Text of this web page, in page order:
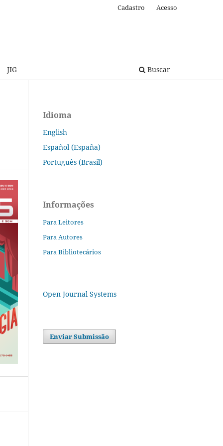
JIG Buscar
Cadastro Acesso
Idioma
English
Español (España)
Português (Brasil)
Informações
Para Leitores
Para Autores
Para Bibliotecários
Open Journal Systems
Enviar Submissão